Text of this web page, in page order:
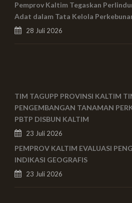
Pemprov Kaltim Tegaskan
Adat dalam Tata Kelola
28 Juli 2026
TIM TAGUPP PROVINSI KALTIM
PENGEMBANGAN TANAMAN
PBTP DISBUN KALTIM
23 Juli 2026
PEMPROV KALTIM EVALUASI
INDIKASI GEOGRAFIS
23 Juli 2026